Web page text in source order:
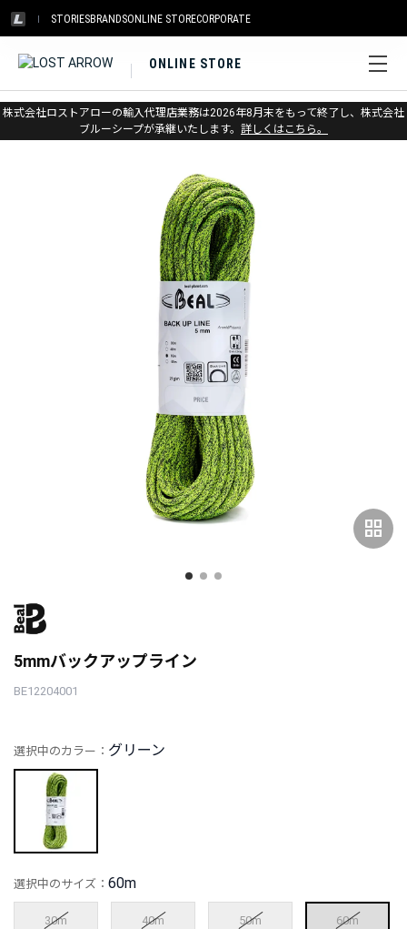
STORIESBRANDSONLINE STORECORPORATE
ONLINE STORE
株式会社ロストアローの輸入代理店業務は2026年8月末をもって終了し、株式会社
ブルーシープが承継いたします。 詳しくはこちら。
ホーム > ベアール > ロープ
grid_view
5mmバックアップライン
BE12204001
選択中のカラー： グリーン
選択中のサイズ： 60m
30m 40m 50m 60m